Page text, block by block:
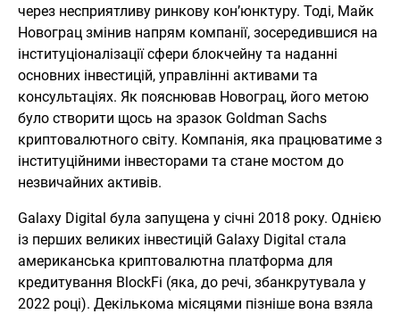
через несприятливу ринкову кон’юнктуру. Тоді, Майк
Новограц змінив напрям компанії, зосередившися на
інституціоналізації сфери блокчейну та наданні
основних інвестицій, управлінні активами та
консультаціях. Як пояснював Новограц, його метою
було створити щось на зразок Goldman Sachs
криптовалютного світу. Компанія, яка працюватиме з
інституційними інвесторами та стане мостом до
незвичайних активів.
Galaxy Digital була запущена у січні 2018 року. Однією
із перших великих інвестицій Galaxy Digital стала
американська криптовалютна платформа для
кредитування BlockFi (яка, до речі, збанкрутувала у
2022 році). Декількома місяцями пізніше вона взяла